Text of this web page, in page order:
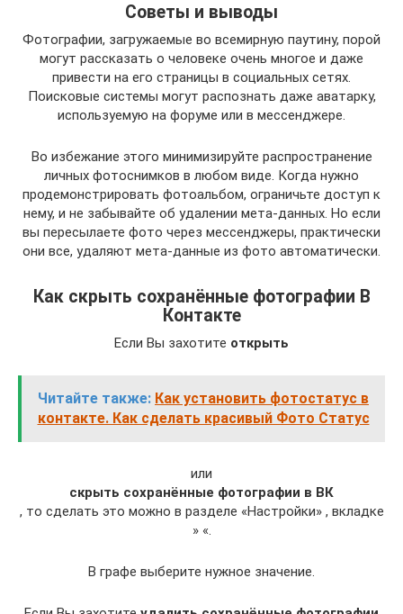
Советы и выводы
Фотографии, загружаемые во всемирную паутину, порой
могут рассказать о человеке очень многое и даже
привести на его страницы в социальных сетях.
Поисковые системы могут распознать даже аватарку,
используемую на форуме или в мессенджере.
Во избежание этого минимизируйте распространение
личных фотоснимков в любом виде. Когда нужно
продемонстрировать фотоальбом, ограничьте доступ к
нему, и не забывайте об удалении мета-данных. Но если
вы пересылаете фото через мессенджеры, практически
они все, удаляют мета-данные из фото автоматически.
Как скрыть сохранённые фотографии В
Контакте
Если Вы захотите открыть
Читайте также: Как установить фотостатус в
контакте. Как сделать красивый Фото Статус
или
скрыть сохранённые фотографии в ВК
, то сделать это можно в разделе «Настройки» , вкладке
» «.
В графе выберите нужное значение.